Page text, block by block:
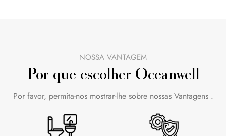
NOSSA VANTAGEM
Por que escolher Oceanwell
Por favor, permita-nos mostrar-lhe sobre nossas Vantagens .